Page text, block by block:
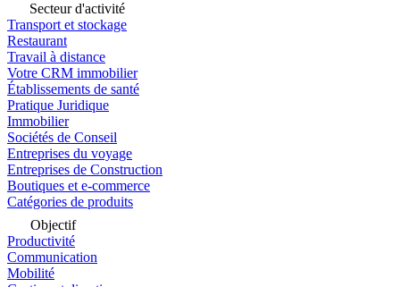
Secteur d'activité
Transport et stockage
Restaurant
Travail à distance
Votre CRM immobilier
Établissements de santé
Pratique Juridique
Immobilier
Sociétés de Conseil
Entreprises du voyage
Entreprises de Construction
Boutiques et e-commerce
Catégories de produits
Objectif
Productivité
Communication
Mobilité